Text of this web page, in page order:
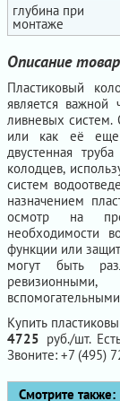
глубина при
монтаже
Описание
Пластиковый
является важной
ливневых систем.
или как её еще
двустенная
колодцев,
систем
назначением
осмотр на
необходимости
функции или
могут быть
Купить
4725 руб./шт.
Звоните: +7 (495)
Смотрите также: